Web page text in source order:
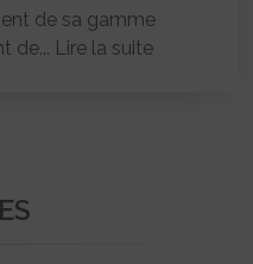
de sa gamme
de... Lire la suite